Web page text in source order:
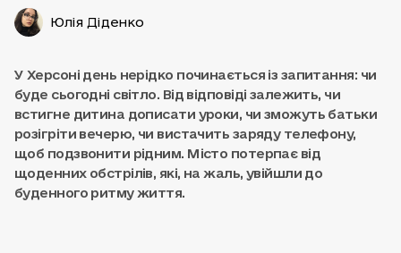
Юлія Діденко
У Херсоні день нерідко починається із запитання: чи
буде сьогодні світло. Від відповіді залежить, чи
встигне дитина дописати уроки, чи зможуть батьки
розігріти вечерю, чи вистачить заряду телефону,
щоб подзвонити рідним. Місто потерпає від
щоденних обстрілів, які, на жаль, увійшли до
буденного ритму життя.